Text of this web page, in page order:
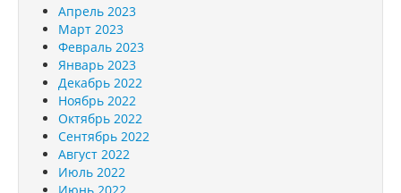
Апрель 2023
Март 2023
Февраль 2023
Январь 2023
Декабрь 2022
Ноябрь 2022
Октябрь 2022
Сентябрь 2022
Август 2022
Июль 2022